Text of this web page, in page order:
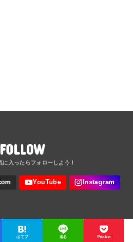
FOLLOW
はてブ 送る Pocket